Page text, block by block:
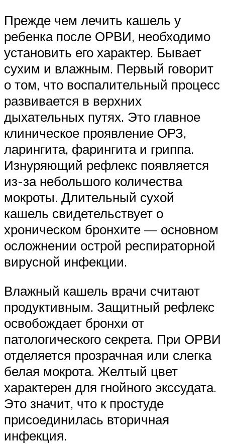
Прежде чем лечить кашель у
ребенка после ОРВИ, необходимо
установить его характер. Бывает
сухим и влажным. Первый говорит
о том, что воспалительный процесс
развивается в верхних
дыхательных путях. Это главное
клиническое проявление ОРЗ,
ларингита, фарингита и гриппа.
Изнуряющий рефлекс появляется
из-за небольшого количества
мокроты. Длительный сухой
кашель свидетельствует о
хроническом бронхите — основном
осложнении острой респираторной
вирусной инфекции.
Влажный кашель врачи считают
продуктивным. Защитный рефлекс
освобождает бронхи от
патологического секрета. При ОРВИ
отделяется прозрачная или слегка
белая мокрота. Желтый цвет
характерен для гнойного экссудата.
Это значит, что к простуде
присоединилась вторичная
инфекция.